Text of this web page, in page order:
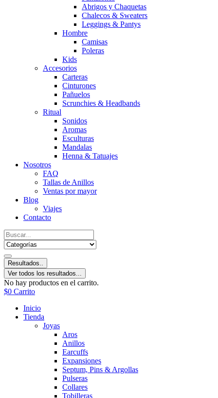
Abrigos y Chaquetas
Chalecos & Sweaters
Leggings & Pantys
Hombre
Camisas
Poleras
Kids
Accesorios
Carteras
Cinturones
Pañuelos
Scrunchies & Headbands
Ritual
Sonidos
Aromas
Esculturas
Mandalas
Henna & Tatuajes
Nosotros
FAQ
Tallas de Anillos
Ventas por mayor
Blog
Viajes
Contacto
Resultados..
Ver todos los resultados...
No hay productos en el carrito.
$0 Carrito
Inicio
Tienda
Joyas
Aros
Anillos
Earcuffs
Expansiones
Septum, Pins & Argollas
Pulseras
Collares
Tobilleras